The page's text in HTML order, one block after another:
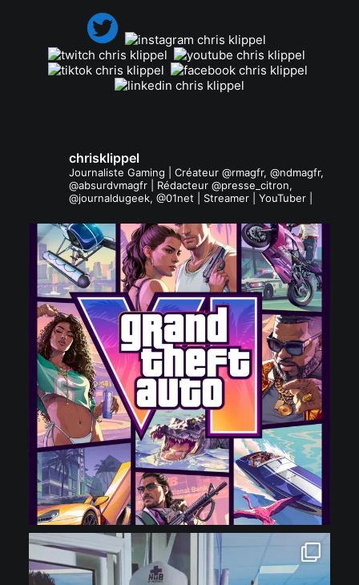
chrisklippel
Journaliste Gaming | Créateur @rmagfr, @ndmagfr,
@absurdvmagfr | Rédacteur @presse_citron,
@journaldugeek, @01net | Streamer | YouTuber |